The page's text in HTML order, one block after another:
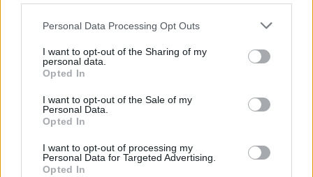
Personal Data Processing Opt Outs
I want to opt-out of the Sharing of my
personal data.
Opted In
I want to opt-out of the Sale of my
Personal Data.
Opted In
I want to opt-out of processing my
Personal Data for Targeted Advertising.
Opted In